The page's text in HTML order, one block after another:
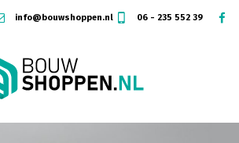
info@bouwshoppen.nl 06 - 235 552 39